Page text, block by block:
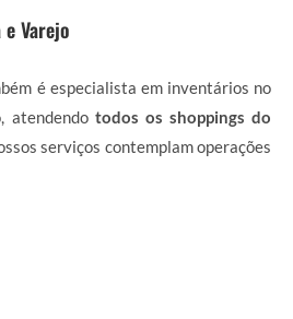
Varejo
é especialista em inventários no
atendendo todos os shoppings do
serviços contemplam operações